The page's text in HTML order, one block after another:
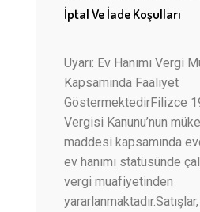
İptal Ve İade Koşulları
Uyarı: Ev Hanımı Vergi
Kapsamında Faaliyet
GöstermektedirFilizce
Vergisi Kanunu’nun
maddesi kapsamında
ev hanımı statüsünde
vergi muafiyetinden